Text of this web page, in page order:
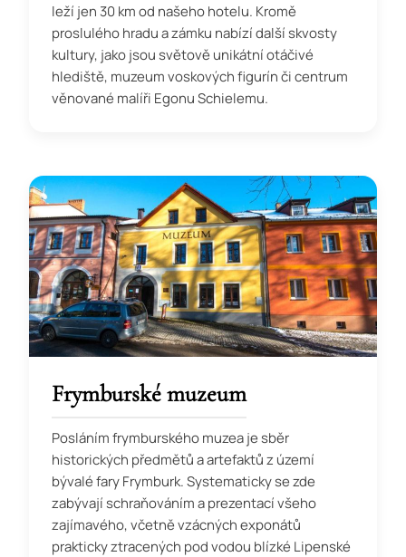
leží jen 30 km od našeho hotelu. Kromě
proslulého hradu a zámku nabízí další skvosty
kultury, jako jsou světově unikátní otáčivé
hlediště, muzeum voskových figurín či centrum
věnované malíři Egonu Schielemu.
Frymburské muzeum
Posláním frymburského muzea je sběr
historických předmětů a artefaktů z území
bývalé fary Frymburk. Systematicky se zde
zabývají schraňováním a prezentací všeho
zajímavého, včetně vzácných exponátů
prakticky ztracených pod vodou blízké Lipenské